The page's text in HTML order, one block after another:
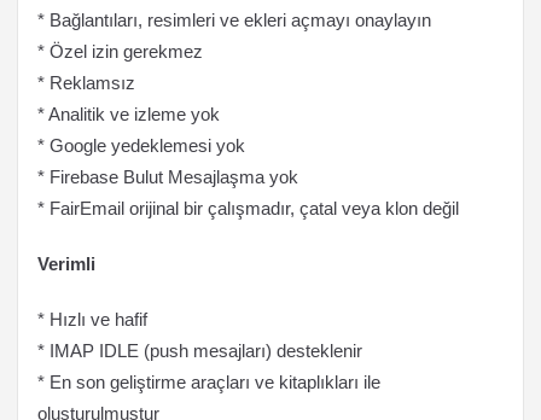
* Bağlantıları, resimleri ve ekleri açmayı onaylayın
* Özel izin gerekmez
* Reklamsız
* Analitik ve izleme yok
* Google yedeklemesi yok
* Firebase Bulut Mesajlaşma yok
* FairEmail orijinal bir çalışmadır, çatal veya klon değil
Verimli
* Hızlı ve hafif
* IMAP IDLE (push mesajları) desteklenir
* En son geliştirme araçları ve kitaplıkları ile
oluşturulmuştur